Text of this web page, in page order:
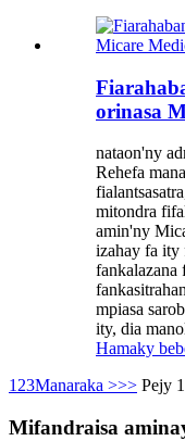
orinasa
nataon'ny
Rehefa
mitondra
amin'ny
izahay fa ity
fankalazana
mpiasa
ity, dia
Hamaky
123Manaraka >>> Pejy
Mifandraisa